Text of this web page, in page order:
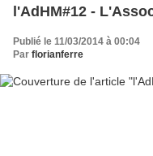
l'AdHM#12 -
Publié le 11/03/2014 à 00:04
Par florianferre